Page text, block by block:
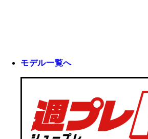
モデル一覧へ